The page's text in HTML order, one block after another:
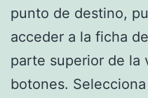
punto de destino,
acceder a la ficha
parte superior de la
botones. Selecciona